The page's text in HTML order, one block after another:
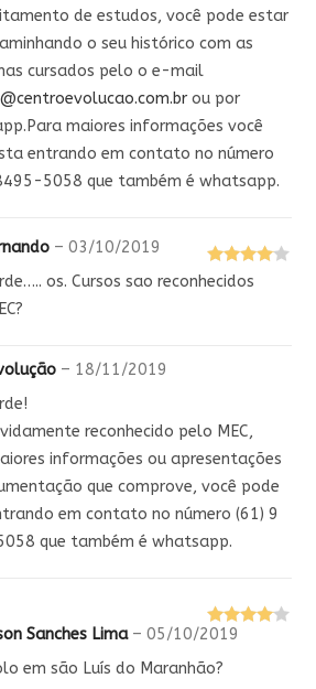
de estudos, você pode estar
o seu histórico com as
cursados pelo o e-mail
ou por
maiores informações você
entrando em contato no número
5058 que também é whatsapp.
Avaliação
– 03/10/2019
os. Cursos sao reconhecidos
– 18/11/2019
reconhecido pelo MEC,
informações ou apresentações
que comprove, você pode
em contato no número (61) 9
que também é whatsapp.
Avaliação
4de 5
Sanches Lima – 05/10/2019
em são Luís do Maranhão?